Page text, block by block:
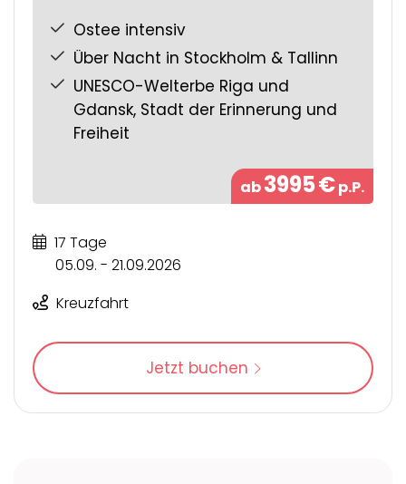
Ostee intensiv
Über Nacht in Stockholm & Tallinn
UNESCO-Welterbe Riga und
Gdansk, Stadt der Erinnerung und
Freiheit
ab3995€p.P.
17 Tage
05.09. - 21.09.2026
Kreuzfahrt
Jetzt buchen